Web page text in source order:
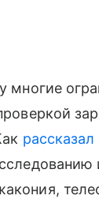
многие
рассказал